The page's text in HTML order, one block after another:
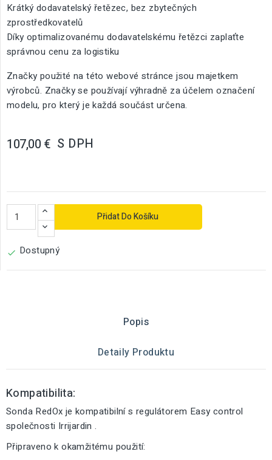
Krátký dodavatelský řetězec, bez zbytečných
zprostředkovatelů
Díky optimalizovanému dodavatelskému řetězci zaplaťte
správnou cenu za logistiku
Značky použité na této webové stránce jsou majetkem
výrobců. Značky se používají výhradně za účelem označení
modelu, pro který je každá součást určena.
107,00 € S DPH
Přidat Do Košíku
 Dostupný
Popis
Detaily Produktu
Kompatibilita:
Sonda RedOx je kompatibilní s regulátorem Easy control
společnosti Irrijardin .
Připraveno k okamžitému použití: